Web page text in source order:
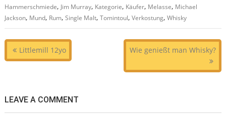
Hammerschmiede, Jim Murray, Kategorie, Käufer, Melasse, Michael
Jackson, Mund, Rum,Single Malt,Tomintoul,Verkostung,Whisky
Beitragsnavigation
Littlemill 12yo Wie genießt man Whisky?
LEAVE A COMMENT